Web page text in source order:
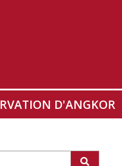
D'ANGKOR